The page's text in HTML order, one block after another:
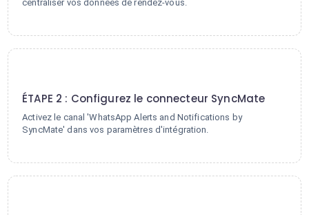
centraliser vos données de rendez-vous.
ÉTAPE 2 : Configurez le connecteur SyncMate
Activez le canal 'WhatsApp Alerts and Notifications by
SyncMate' dans vos paramètres d'intégration.